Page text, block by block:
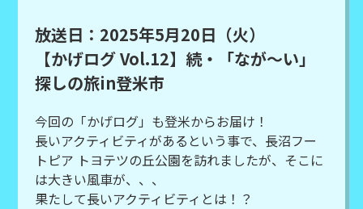
放送日：2025年5月20日（火）
【かげログ Vol.12】続・「なが～い」
探しの旅in登米市
今回の「かげログ」も登米からお届け！
長いアクティビティがあるという事で、長沼フー
トピア トヨテツの丘公園を訪れましたが、そこに
は大きい風車が、、、
果たして長いアクティビティとは！？